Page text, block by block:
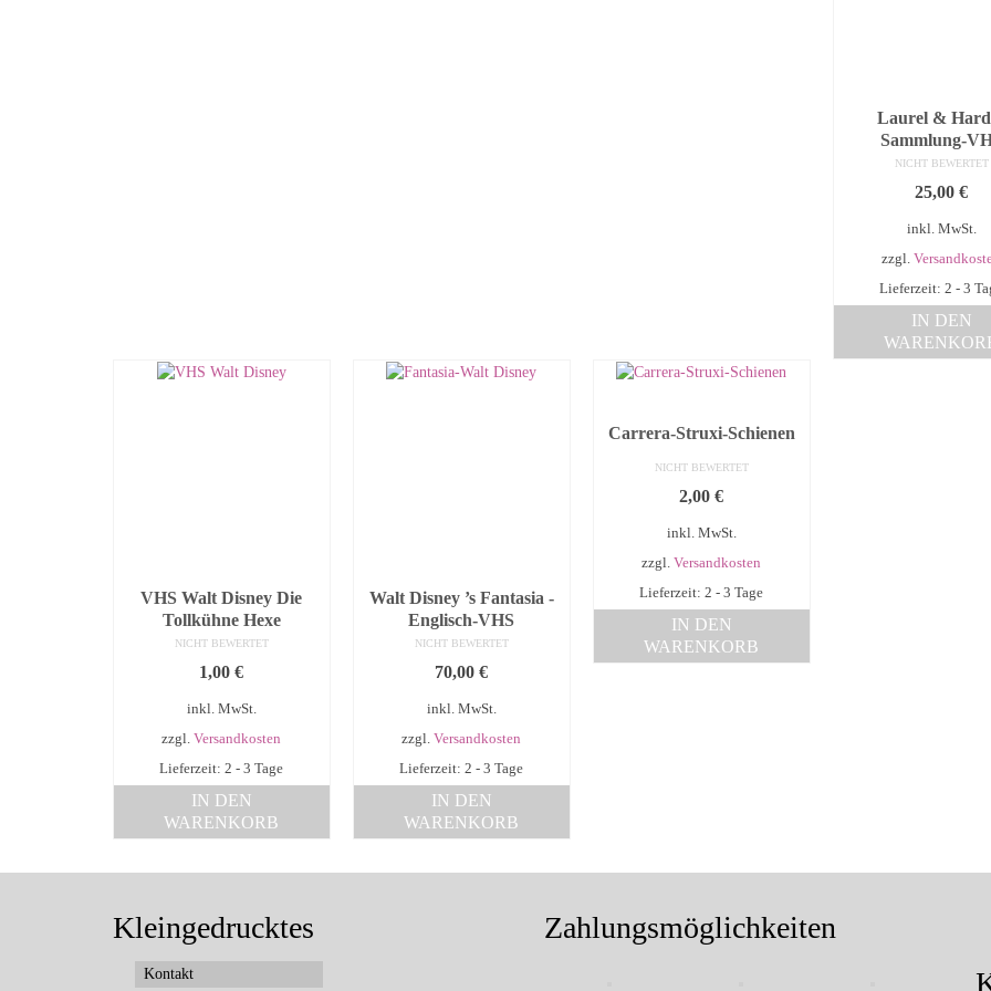
Laurel &
Sammlung-
NICHT BEWERTET
25,00€
inkl. MwSt.
zzgl.
Lieferzeit: 2 - 3
IN DEN
VHS Walt Disney Die
Tollkühne Hexe
NICHT BEWERTET
1,00€
inkl. MwSt.
zzgl.Versandkosten
Lieferzeit: 2 - 3 Tage
IN DEN
WARENKORB
Walt Disney ’s Fantasia -
Englisch-VHS
NICHT BEWERTET
70,00€
inkl. MwSt.
zzgl.Versandkosten
Lieferzeit: 2 - 3 Tage
IN DEN
WARENKORB
Carrera-Struxi-Schienen
NICHT BEWERTET
2,00€
inkl. MwSt.
zzgl.Versandkosten
Lieferzeit: 2 - 3 Tage
IN DEN
WARENKORB
Kleingedrucktes
Kontakt
Zahlungsmöglichkeiten